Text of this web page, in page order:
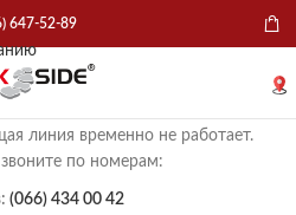
647-52-89
линия временно не работает.
звоните по номерам:
(066) 434 00 42